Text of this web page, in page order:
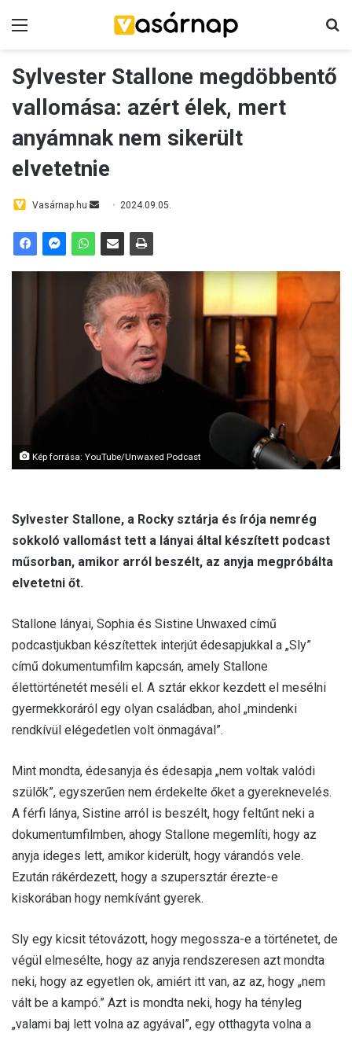
Menü
Sylvester Stallone megdöbbentő
vallomása: azért élek, mert
anyámnak nem sikerült
elvetetnie
Vasárnap.hu
Send
email
2024.09.05.
Kép forrása: YouTube/Unwaxed Podcast
Sylvester Stallone, a Rocky sztárja és írója nemrég
sokkoló vallomást tett a lányai által készített podcast
műsorban, amikor arról beszélt, az anyja megpróbálta
elvetetni őt.
Stallone lányai, Sophia és Sistine Unwaxed című
podcastjukban készítettek interjút édesapjukkal a „Sly”
című dokumentumfilm kapcsán, amely Stallone
élettörténetét meséli el. A sztár ekkor kezdett el mesélni
gyermekkoráról egy olyan családban, ahol „mindenki
rendkívül elégedetlen volt önmagával”.
Mint mondta, édesanyja és édesapja „nem voltak valódi
szülők”, egyszerűen nem érdekelte őket a gyereknevelés.
A férfi lánya, Sistine arról is beszélt, hogy feltűnt neki a
dokumentumfilmben, ahogy Stallone megemlíti, hogy az
anyja ideges lett, amikor kiderült, hogy várandós vele.
Ezután rákérdezett, hogy a szupersztár érezte-e
kiskorában hogy nemkívánt gyerek.
Sly egy kicsit tétovázott, hogy megossza-e a történetet, de
végül elmesélte, hogy az anyja rendszeresen azt mondta
neki, hogy az egyetlen ok, amiért itt van, az az, hogy „nem
vált be a kampó.” Azt is mondta neki, hogy ha tényleg
„valami baj lett volna az agyával”, egy otthagyta volna a